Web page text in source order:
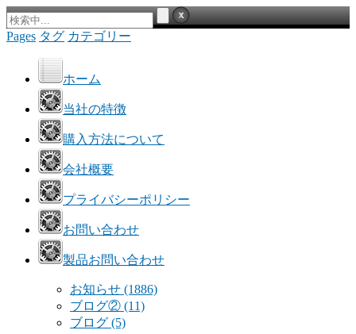
Pages タグ カテゴリー
ホーム
当社の特徴
購入方法について
会社概要
プライバシーポリシー
お問い合わせ
製品お問い合わせ
お知らせ (1886)
ブログ② (11)
ブログ (5)